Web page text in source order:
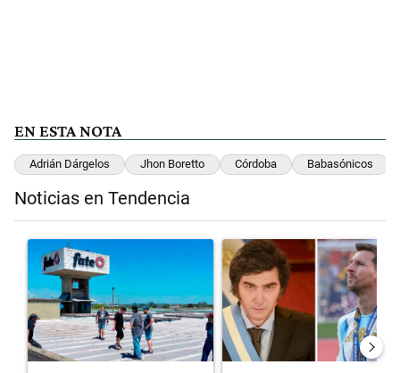
EN ESTA NOTA
Adrián Dárgelos Jhon Boretto Córdoba Babasónicos
Noticias en Tendencia
Un artículo de tendencia con el título "Récord histórico de
Un artículo de tendencia con el